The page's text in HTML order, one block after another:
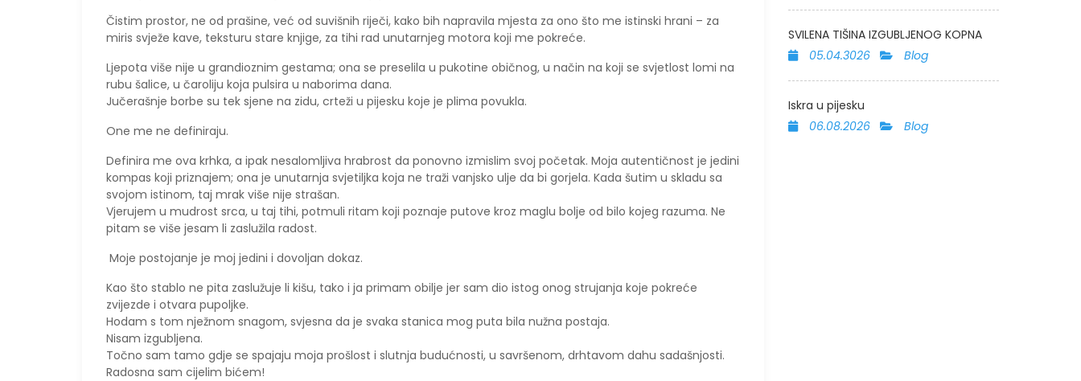
Čistim prostor, ne od prašine, već od suvišnih riječi, kako bih napravila mjesta za ono što me istinski hrani – za
miris svježe kave, teksturu stare knjige, za tihi rad unutarnjeg motora koji me pokreće.
Ljepota više nije u grandioznim gestama; ona se preselila u pukotine običnog, u način na koji se svjetlost lomi na
rubu šalice, u čaroliju koja pulsira u naborima dana.
​Jučerašnje borbe su tek sjene na zidu, crteži u pijesku koje je plima povukla.
One me ne definiraju.
Definira me ova krhka, a ipak nesalomljiva hrabrost da ponovno izmislim svoj početak. Moja autentičnost je jedini
kompas koji priznajem; ona je unutarnja svjetiljka koja ne traži vanjsko ulje da bi gorjela. Kada šutim u skladu sa
svojom istinom, taj mrak više nije strašan.
​Vjerujem u mudrost srca, u taj tihi, potmuli ritam koji poznaje putove kroz maglu bolje od bilo kojeg razuma. Ne
pitam se više jesam li zaslužila radost.
Moje postojanje je moj jedini i dovoljan dokaz.
Kao što stablo ne pita zaslužuje li kišu, tako i ja primam obilje jer sam dio istog onog strujanja koje pokreće
zvijezde i otvara pupoljke.
​Hodam s tom nježnom snagom, svjesna da je svaka stanica mog puta bila nužna postaja.
Nisam izgubljena.
Točno sam tamo gdje se spajaju moja prošlost i slutnja budućnosti, u savršenom, drhtavom dahu sadašnjosti.
Radosna sam cijelim bićem!
SVILENA TIŠINA IZGUBLJENOG KOPNA
05.04.3026
Blog
Iskra u pijesku
06.08.2026
Blog